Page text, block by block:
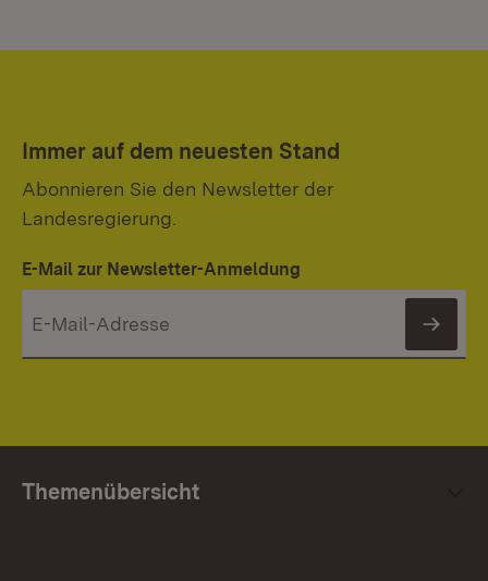
Immer auf dem neuesten Stand
Abonnieren Sie den Newsletter der
Landesregierung.
E-Mail zur Newsletter-Anmeldung
Themenübersicht